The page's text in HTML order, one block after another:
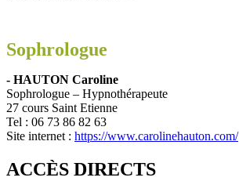
Sophrologue
- HAUTON Caroline
Sophrologue – Hypnothérapeute
27 cours Saint Etienne
Tel : 06 73 86 82 63
Site internet : https://www.carolinehauton.com/
ACCÈS DIRECTS